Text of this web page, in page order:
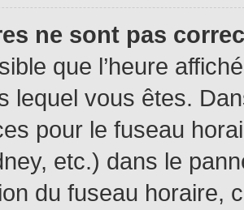
ne sont pas
que l’heure
lequel vous êtes.
pour le fuseau
etc.) dans le
du fuseau horaire,